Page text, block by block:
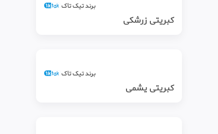
برند تیک‌ تاک
کبریتی زرشکی
برند تیک‌ تاک
کبریتی یشمی